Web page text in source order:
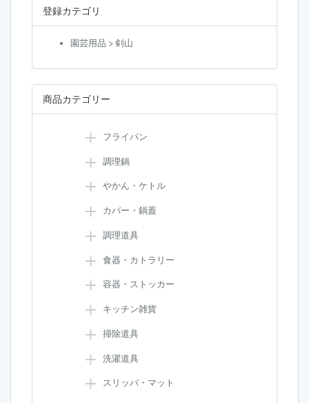
登録カテゴリ
園芸用品 > 剣山
商品カテゴリー
フライパン
調理鍋
やかん・ケトル
カバー・鍋蓋
調理道具
食器・カトラリー
容器・ストッカー
キッチン雑貨
掃除道具
洗濯道具
スリッパ・マット